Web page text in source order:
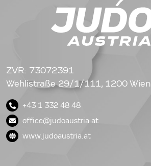
ZVR: 73072391
Wehlistraße 29/1/111, 1200 Wien
+43 1 332 48 48
office@judoaustria.at
www.judoaustria.at